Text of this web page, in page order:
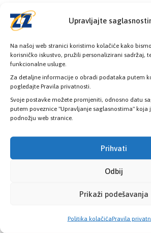
Upravljajte
Na našoj web stranici koristimo kolačiće kako
korisničko iskustvo, pružili personalizirani sadržaj,
funkcionalne usluge.
Za detaljne informacije o obradi podataka putem
pogledajte Pravila privatnosti.
Svoje postavke možete promjeniti, odnosno datu
putem poveznice "Upravljanje saglasnostima" koja
podnožju web stranice.
Prihvati
Odbij
Prikaži podešavanja
Politika kolačićaPravila